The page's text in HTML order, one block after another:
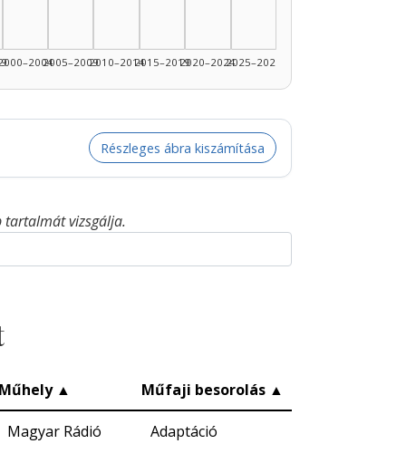
2005–20092010–20142015–20192020–20242025–2026
Részleges ábra kiszámítása
tartalmát vizsgálja.
Műhely ▲ Műfaji besorolás ▲
Magyar Rádió Adaptáció